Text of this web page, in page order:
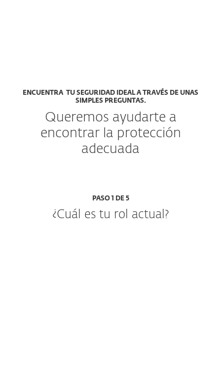
ENCUENTRA TU SEGURIDAD IDEAL A TRAVÉS DE UNAS
SIMPLES PREGUNTAS.
Queremos ayudarte a
encontrar la protección
adecuada
PASO 1 DE 5
¿Cuál es tu rol actual?